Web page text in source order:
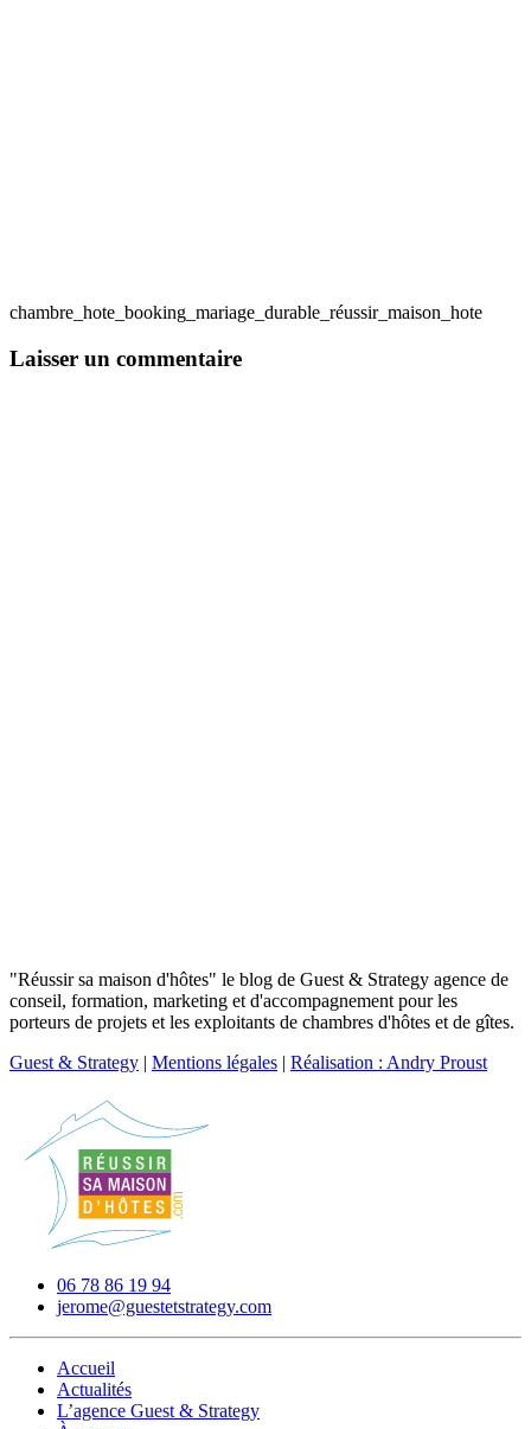
chambre_hote_booking_mariage_durable_réussir_maison_hote
Laisser un commentaire
"Réussir sa maison d'hôtes" le blog de Guest & Strategy agence de
conseil, formation, marketing et d'accompagnement pour les
porteurs de projets et les exploitants de chambres d'hôtes et de gîtes.
Guest & Strategy | Mentions légales | Réalisation : Andry Proust
06 78 86 19 94
jerome@guestetstrategy.com
Accueil
Actualités
L’agence Guest & Strategy